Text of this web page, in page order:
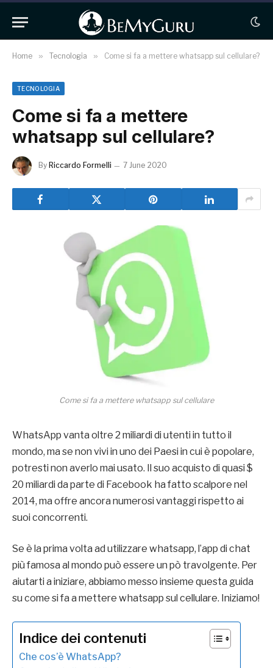
Home » Tecnologia » Come si fa a mettere whatsapp sul cellulare?
TECNOLOGIA
Come si fa a mettere
whatsapp sul cellulare?
By Riccardo Formelli 7 June 2020
Come si fa a mettere whatsapp sul cellulare
WhatsApp vanta oltre 2 miliardi di utenti in tutto il
mondo, ma se non vivi in uno dei Paesi in cui è popolare,
potresti non averlo mai usato. Il suo acquisto di quasi $
20 miliardi da parte di Facebook ha fatto scalpore nel
2014, ma offre ancora numerosi vantaggi rispetto ai
suoi concorrenti.
Se è la prima volta ad utilizzare whatsapp, l’app di chat
più famosa al mondo può essere un pò travolgente. Per
aiutarti a iniziare, abbiamo messo insieme questa guida
su come si fa a mettere whatsapp sul cellulare. Iniziamo!
Indice dei contenuti
Che cos’è WhatsApp?